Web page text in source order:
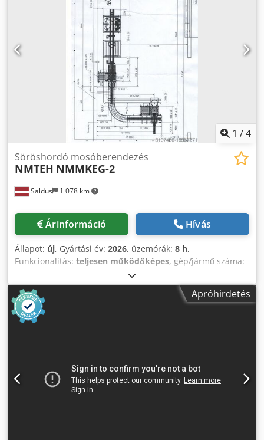
Megítélésünk szerint a gép jó használt állapotban van, és
előzetes egyeztetés után feszültség alatt megtekinthető.
Dodpfx Acozhxm Aotswa A tartozékok, ábrázolt szerszámok
és befogók csak akkor részei a szállításnak, ha ezt a
kiegészítő információk külön megemlítik. A műszaki adatok
és információk változtatása és tévedés, valamint közbenső
értékesítés jogát fenntartjuk!
1 /4
Saldus 1 078 km
Söröshordó mosóberendezés
NMTEH NMMKEG-2
Árinformáció Hívás
Állapot: új, Gyártási év: 2026, üzemórák: 8 h,
Funkcionalitás: teljesen működőképes, gép/jármű száma:
14 000 mm
mm, teljes magasság:3 030 mm, össztömeg:3 000 kg,
bemeneti feszültség:
, bemeneti áram típusa:
háromfázisú
sűrítettlevegő-csatlakozás:
CE-jelölés, dokumentáció / kézikönyv, világítás
hordó kézzel kerül a szállítószalagra, a nyitott oldalával
lefelé. A kezelőpanelen beállítják, hogy milyen típusú KEG
Apróhirdetés